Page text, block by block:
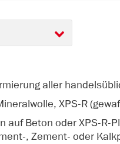
aller
XPS-R
auf Beton oder XPS-R-
, Zement- oder